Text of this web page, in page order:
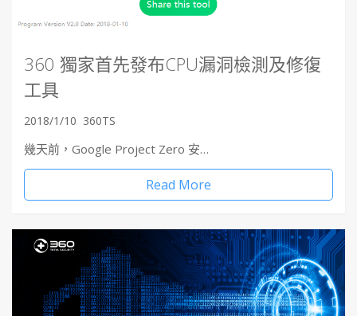
360 獨家首先發布CPU漏洞檢測及修復
工具
2018/1/10 360TS
幾天前，Google Project Zero 安…
Read More